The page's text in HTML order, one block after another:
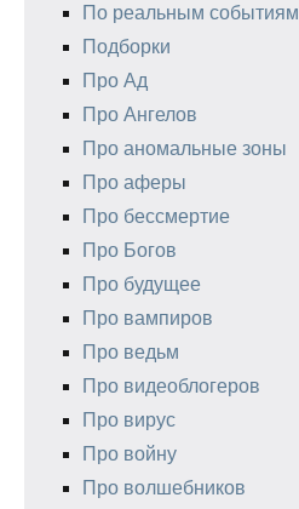
По реальным событиям
Подборки
Про Ад
Про Ангелов
Про аномальные зоны
Про аферы
Про бессмертие
Про Богов
Про будущее
Про вампиров
Про ведьм
Про видеоблогеров
Про вирус
Про войну
Про волшебников